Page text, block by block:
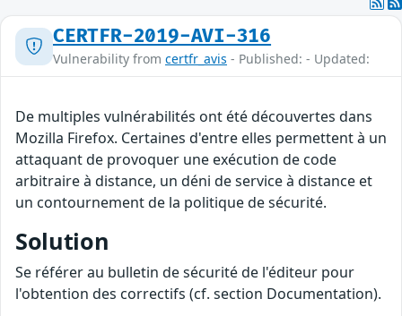
CERTFR-2019-AVI-316
Vulnerability from certfr_avis - Published: - Updated:
De multiples vulnérabilités ont été découvertes dans
Mozilla Firefox. Certaines d'entre elles permettent à un
attaquant de provoquer une exécution de code
arbitraire à distance, un déni de service à distance et
un contournement de la politique de sécurité.
Solution
Se référer au bulletin de sécurité de l'éditeur pour
l'obtention des correctifs (cf. section Documentation).